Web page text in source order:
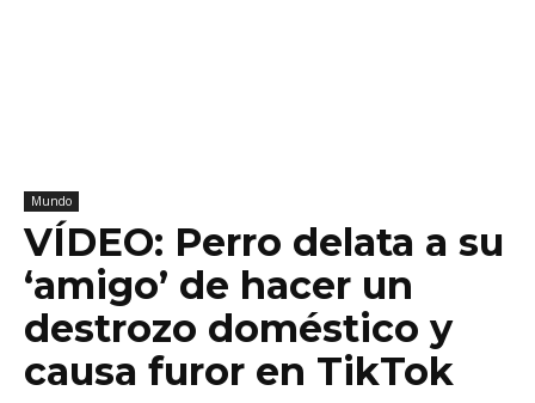
Mundo
VÍDEO: Perro delata a su
‘amigo’ de hacer un
destrozo doméstico y
causa furor en TikTok